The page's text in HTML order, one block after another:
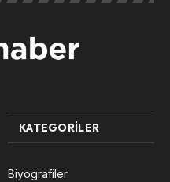
KATEGORILER
Biyografiler